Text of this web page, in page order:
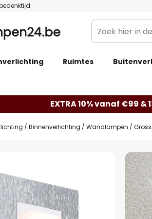
Zoek
hier
de
Ruimtes
EXTRA 10% vanaf €99 &
Binnenverlichting Wandlampen